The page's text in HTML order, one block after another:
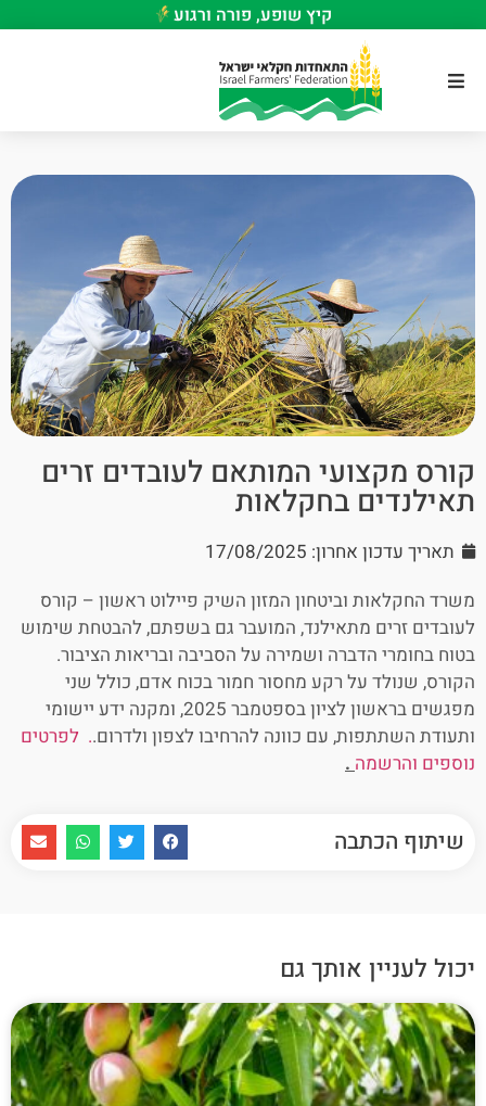
קיץ שופע, פורה ורגוע
קורס מקצועי המותאם לעובדים זרים
תאילנדים בחקלאות
תאריך עדכון אחרון: 17/08/2025
משרד החקלאות וביטחון המזון השיק פיילוט ראשון – קורס
לעובדים זרים מתאילנד, המועבר גם בשפתם, להבטחת שימוש
בטוח בחומרי הדברה ושמירה על הסביבה ובריאות הציבור.
הקורס, שנולד על רקע מחסור חמור בכוח אדם, כולל שני
מפגשים בראשון לציון בספטמבר 2025, ומקנה ידע יישומי
ותעודת השתתפות, עם כוונה להרחיבו לצפון ולדרום.. לפרטים
נוספים והרשמה .
שיתוף הכתבה
יכול לעניין אותך גם